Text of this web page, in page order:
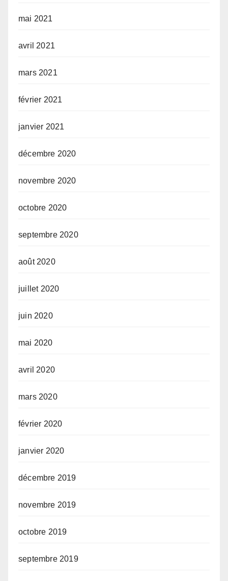
mai 2021
avril 2021
mars 2021
février 2021
janvier 2021
décembre 2020
novembre 2020
octobre 2020
septembre 2020
août 2020
juillet 2020
juin 2020
mai 2020
avril 2020
mars 2020
février 2020
janvier 2020
décembre 2019
novembre 2019
octobre 2019
septembre 2019